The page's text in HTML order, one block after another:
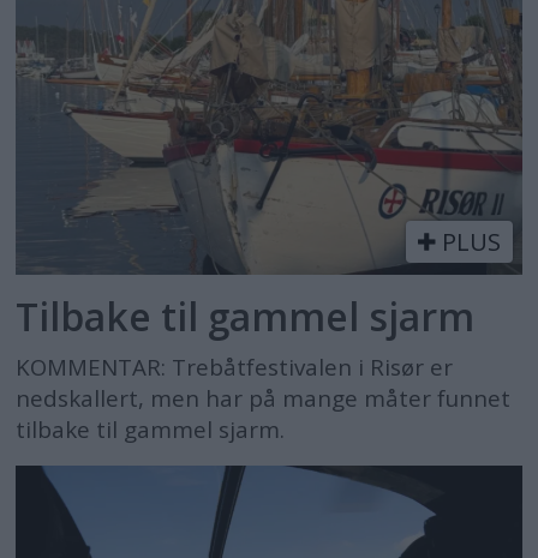
PLUS
Tilbake til gammel sjarm
KOMMENTAR: Trebåtfestivalen i Risør er
nedskallert, men har på mange måter funnet
tilbake til gammel sjarm.